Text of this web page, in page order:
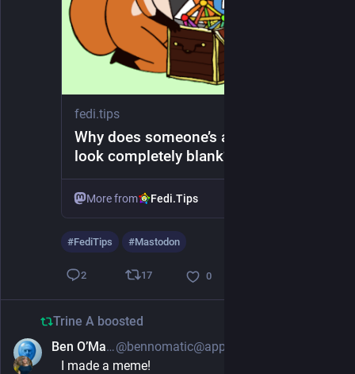
fedi.tips
Why does someone’s account page
look completely blank? Is it really
blank? | Fedi.Tips – An Unofficial
Guide to Mastodon and the Fediverse
More from Fedi.Tips
#FediTips #Mastodon
2 17 0
Trine A boosted
Ben O’Matic
I made a meme!